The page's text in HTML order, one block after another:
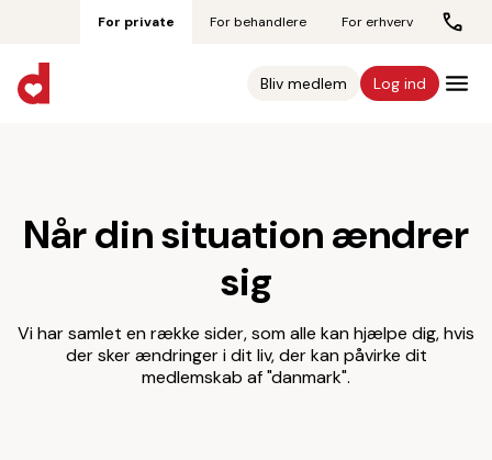
For private For behandlere For erhverv
Bliv medlem Log ind
Når din situation ændrer
sig
Vi har samlet en række sider, som alle kan hjælpe dig, hvis
der sker ændringer i dit liv, der kan påvirke dit
medlemskab af "danmark".